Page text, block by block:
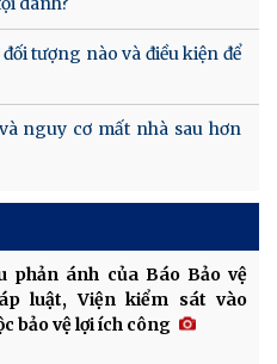
tượng nào và điều kiện để
nguy cơ mất nhà sau hơn
phản ánh của Báo Bảo vệ
luật, Viện kiểm sát vào
bảo vệ lợi ích công